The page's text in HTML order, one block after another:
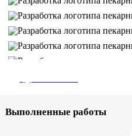
Выполненные работы